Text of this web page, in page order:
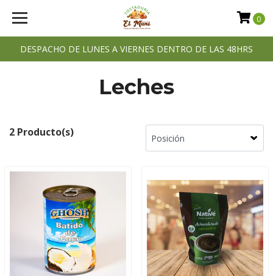
DESPACHO DE LUNES A VIERNES DENTRO DE LAS 48HRS
0
Leches
2 Producto(s)